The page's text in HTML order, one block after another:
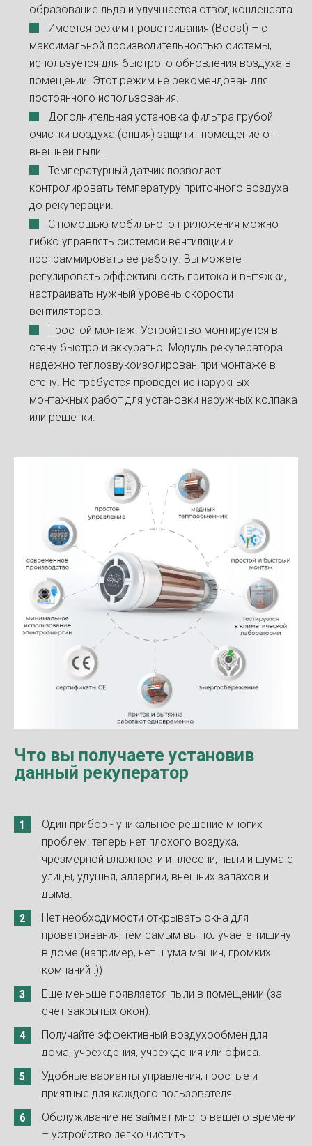
образование льда и улучшается отвод конденсата.
Имеется режим проветривания (Boost) – с
максимальной производительностью системы,
используется для быстрого обновления воздуха в
помещении. Этот режим не рекомендован для
постоянного использования.
Дополнительная установка фильтра грубой
очистки воздуха (опция) защитит помещение от
внешней пыли.
Температурный датчик позволяет
контролировать температуру приточного воздуха
до рекуперации.
С помощью мобильного приложения можно
гибко управлять системой вентиляции и
программировать ее работу. Вы можете
регулировать эффективность притока и вытяжки,
настраивать нужный уровень скорости
вентиляторов.
Простой монтаж. Устройство монтируется в
стену быстро и аккуратно. Модуль рекуператора
надежно теплозвукоизолирован при монтаже в
стену. Не требуется проведение наружных
монтажных работ для установки наружных колпака
или решетки.
Что вы получаете установив
данный рекуператор
Один прибор - уникальное решение многих
проблем: теперь нет плохого воздуха,
чрезмерной влажности и плесени, пыли и шума с
улицы, удушья, аллергии, внешних запахов и
дыма.
Нет необходимости открывать окна для
проветривания, тем самым вы получаете тишину
в доме (например, нет шума машин, громких
компаний :))
Еще меньше появляется пыли в помещении (за
счет закрытых окон).
Получайте эффективный воздухообмен для
дома, учреждения, учреждения или офиса.
Удобные варианты управления, простые и
приятные для каждого пользователя.
Обслуживание не займет много вашего времени
– устройство легко чистить.